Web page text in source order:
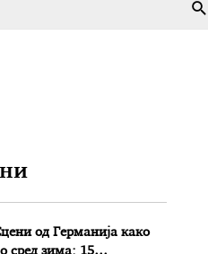
од Германија како
сред зима: 15